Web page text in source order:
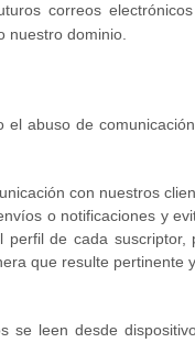
correos
nuestro dominio
abuso de
con nuestros
o notificaciones y
de cada suscriptor,
que resulte pertinente
se leen desde